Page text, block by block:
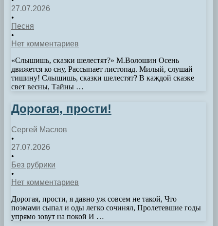
27.07.2026
•
Песня
•
Нет комментариев
«Слышишь, сказки шелестят?» М.Волошин Осень
движется ко сну, Рассыпает листопад. Милый, слушай
тишину! Слышишь, сказки шелестят? В каждой сказке
свет весны, Тайны …
Дорогая, прости!
Сергей Маслов
•
27.07.2026
•
Без рубрики
•
Нет комментариев
Дорогая, прости, я давно уж совсем не такой, Что
поэмами сыпал и оды легко сочинял, Пролетевшие годы
упрямо зовут на покой И …